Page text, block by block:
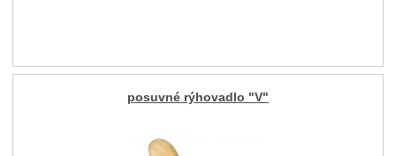
posuvné rýhovadlo "V"